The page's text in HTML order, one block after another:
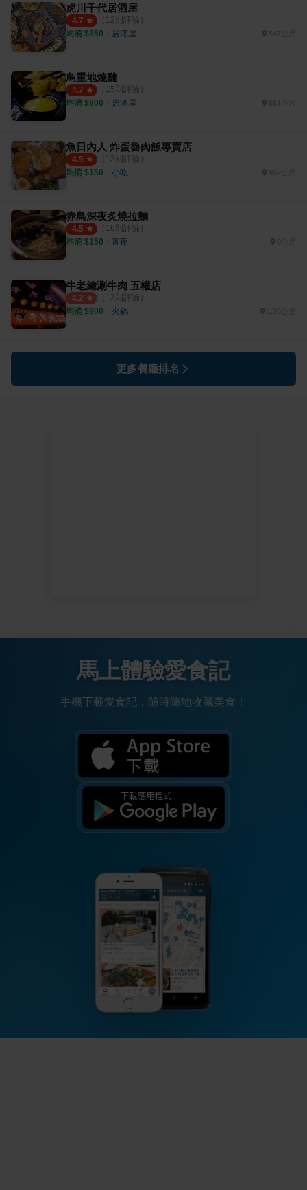
虎川千代居酒屋
4.7 （ 12則評論）
均消 $850 ・ 居酒屋 547公尺
鳥重地燒雞
4.7 （ 15則評論）
均消 $800 ・ 居酒屋 561公尺
魚日內人 炸蛋魯肉飯專賣店
4.5 （ 12則評論）
均消 $150 ・ 小吃
赤鳥深夜炙燒拉麵
4.5 （ 16則評論）
均消 $150 ・ 宵夜
牛老總涮牛肉 五權店
4.2 （ 12則評論）
均消 $900 ・ 火鍋
更多餐廳排名
馬上體驗愛食記
手機下載愛食記，隨時隨地收藏美食！